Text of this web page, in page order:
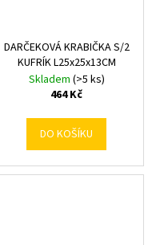
DARČEKOVÁ KRABIČKA S/2
KUFRÍK L25x25x13CM
Skladem (>5 ks)
464 Kč
DO KOŠÍKU